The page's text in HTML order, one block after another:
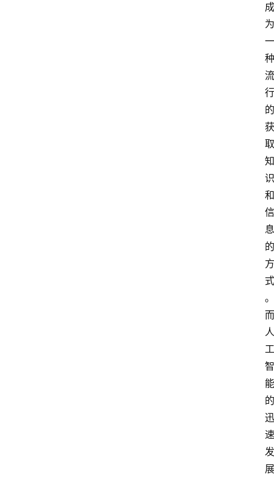
成
为
一
种
流
行
的
获
取
知
识
和
信
息
的
方
式
。
而
人
工
智
能
的
迅
速
发
展